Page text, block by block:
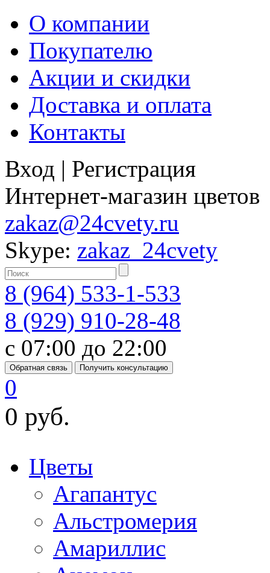
О компании
Покупателю
Акции и скидки
Доставка и оплата
Контакты
Вход | Регистрация
Интернет-магазин цветов
zakaz@24cvety.ru
Skype: zakaz_24cvety
8 (964) 533-1-533
8 (929) 910-28-48
с 07:00 до 22:00
Обратная связь Получить консультацию
0
0 руб.
Цветы
Агапантус
Альстромерия
Амариллис